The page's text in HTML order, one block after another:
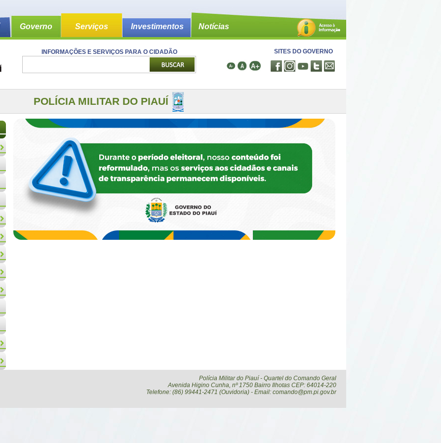
Governo Serviços Investimentos Notícias
INFORMAÇÕES E SERVIÇOS PARA O CIDADÃO SITES DO GOVERNO
POLÍCIA MILITAR DO PIAUÍ
Polícia Militar do Piauí - Quartel do Comando Geral
Avenida Higino Cunha, nº 1750 Bairro Ilhotas CEP: 64014-220
Telefone: (86) 99441-2471 (Ouvidoria) - Email: comando@pm.pi.gov.br